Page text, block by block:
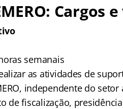
Cargos
semanais
as atividades de
independente do
de fiscalização,